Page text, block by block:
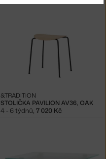
STOLIČKA PAVILION AV36, OAK
&TRADITION
4 - 6 týdnů, 7 020 Kč